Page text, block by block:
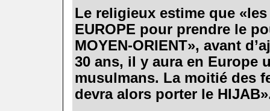
Le religieux estime que
EUROPE pour prendre le
MOYEN-ORIENT», avant
30 ans, il y aura en Europe
musulmans. La moitié des
devra alors porter le